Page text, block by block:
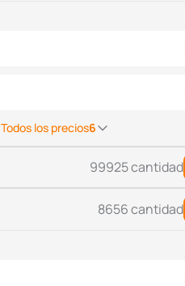
Todos los precios6
99925 cantidad
8656 cantidad